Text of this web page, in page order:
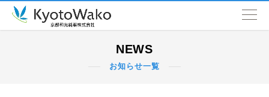
NEWS
お知らせ一覧